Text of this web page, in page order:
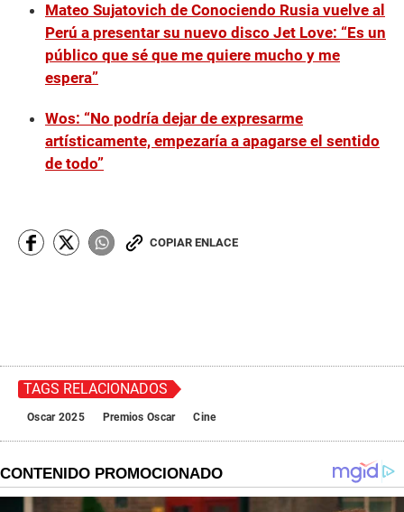
Mateo Sujatovich de Conociendo Rusia vuelve al
Perú a presentar su nuevo disco Jet Love: “Es un
público que sé que me quiere mucho y me
espera”
Wos: “No podría dejar de expresarme
artísticamente, empezaría a apagarse el sentido
de todo”
COPIAR ENLACE
TAGS RELACIONADOS
Oscar 2025 Premios Oscar Cine